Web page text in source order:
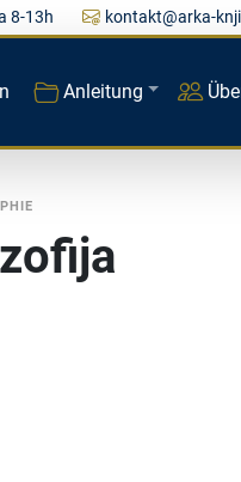
8-13h kontakt@arka-
Anleitung